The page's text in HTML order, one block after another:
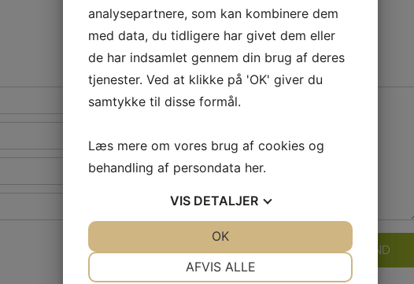
Besked
analysepartnere, som kan kombinere dem
med data, du tidligere har givet dem eller
de har indsamlet gennem din brug af deres
tjenester. Ved at klikke på 'OK' giver du
samtykke til disse formål.
Læs mere om vores brug af cookies og
behandling af persondata her.
VIS DETALJER
AFVIS ALLE
OK